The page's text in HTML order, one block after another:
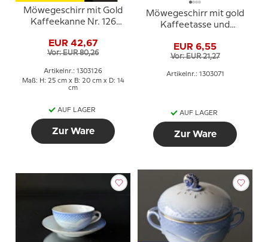
Möwegeschirr mit Gold
Kaffeekanne Nr. 126
EUR 42,67
Vor: EUR 80,26
Artikelnr.: 1303126
Maß: H: 25 cm x B: 20 cm x D: 14
cm
AUF LAGER
Zur Ware
Möwegeschirr mit gold
Kaffeetasse und
305 oder 102, Inhalt 12,5
cl.
EUR 6,55
Vor: EUR 21,27
Artikelnr.: 1303071
AUF LAGER
Zur Ware